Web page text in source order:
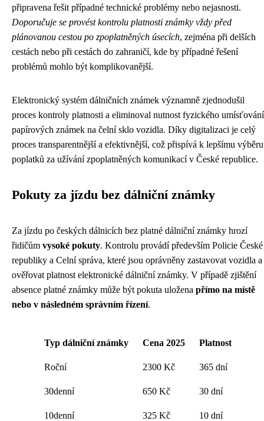
připravena řešit případné technické problémy nebo nejasnosti.
Doporučuje se provést kontrolu platnosti známky vždy před
plánovanou cestou po zpoplatněných úsecích, zejména při delších
cestách nebo při cestách do zahraničí, kde by případné řešení
problémů mohlo být komplikovanější.
Elektronický systém dálničních známek významně zjednodušil
proces kontroly platnosti a eliminoval nutnost fyzického umísťování
papírových známek na čelní sklo vozidla. Díky digitalizaci je celý
proces transparentnější a efektivnější, což přispívá k lepšímu výběru
poplatků za užívání zpoplatněných komunikací v České republice.
Pokuty za jízdu bez dálniční známky
Za jízdu po českých dálnicích bez platné dálniční známky hrozí
řidičům vysoké pokuty. Kontrolu provádí především Policie České
republiky a Celní správa, které jsou oprávněny zastavovat vozidla a
ověřovat platnost elektronické dálniční známky. V případě zjištění
absence platné známky může být pokuta uložena přímo na místě
nebo v následném správním řízení.
Typ dálniční známky Cena 2025 Platnost
Roční 2300 Kč 365 dní
30denní 650 Kč 30 dní
10denní 325 Kč 10 dní